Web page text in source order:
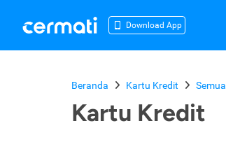
Download App
Beranda Kartu Kredit Semua
Kartu Kredit